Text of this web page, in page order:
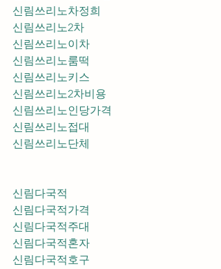
신림쓰리노차정희
신림쓰리노2차
신림쓰리노이차
신림쓰리노룸떡
신림쓰리노키스
신림쓰리노2차비용
신림쓰리노인당가격
신림쓰리노접대
신림쓰리노단체
신림다국적
신림다국적가격
신림다국적주대
신림다국적혼자
신림다국적호구